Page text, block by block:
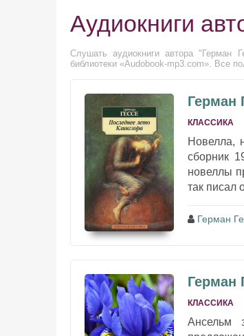
Аудиокниги
Слушать аудиокниги автора "Герман
библиотеки «Audobook-mp3.com». Все
Герман
КЛАССИКА
Новелла,
сборник
новеллы
так писал
Герман
Герман
КЛАССИКА
Ансельм